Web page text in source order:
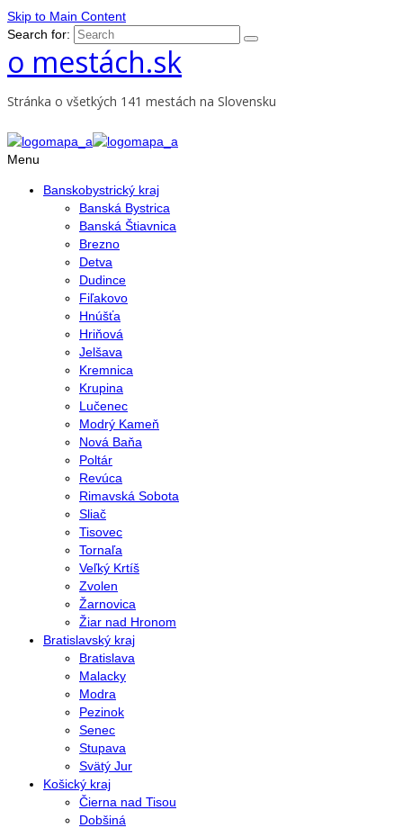
Skip to Main Content
Search for:
o mestách.sk
Stránka o všetkých 141 mestách na Slovensku
Menu
Banskobystrický kraj
Banská Bystrica
Banská Štiavnica
Brezno
Detva
Dudince
Fiľakovo
Hnúšťa
Hriňová
Jelšava
Kremnica
Krupina
Lučenec
Modrý Kameň
Nová Baňa
Poltár
Revúca
Rimavská Sobota
Sliač
Tisovec
Tornaľa
Veľký Krtíš
Zvolen
Žarnovica
Žiar nad Hronom
Bratislavský kraj
Bratislava
Malacky
Modra
Pezinok
Senec
Stupava
Svätý Jur
Košický kraj
Čierna nad Tisou
Dobšiná